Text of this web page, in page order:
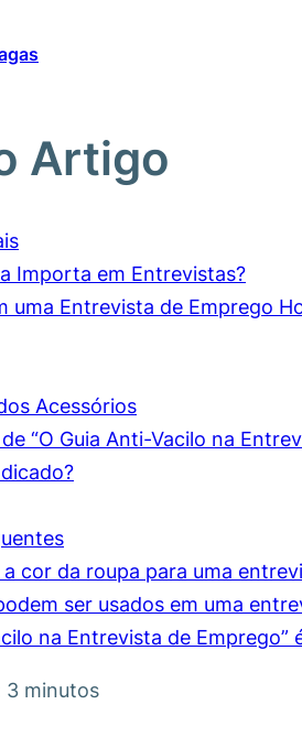
Artigo
Importa em Entrevistas?
uma Entrevista de Emprego
Acessórios
“O Guia Anti-Vacilo na
cor da roupa para uma
ser usados em uma
na Entrevista de
minutos